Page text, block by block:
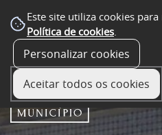
Este site utiliza cookies
Política de cookies.
Personalizar cookies
Aceitar todos os cookies